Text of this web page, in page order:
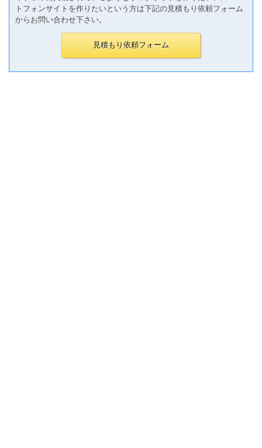
トフォンサイトを作りたいという方は下記の見積もり依頼フォーム
からお問い合わせ下さい。